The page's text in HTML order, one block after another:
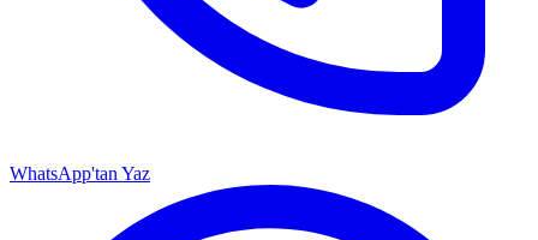
WhatsApp'tan Yaz